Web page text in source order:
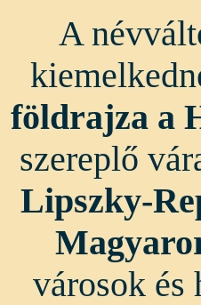
A
földrajza a
szereplő
Lipszky-
városok és